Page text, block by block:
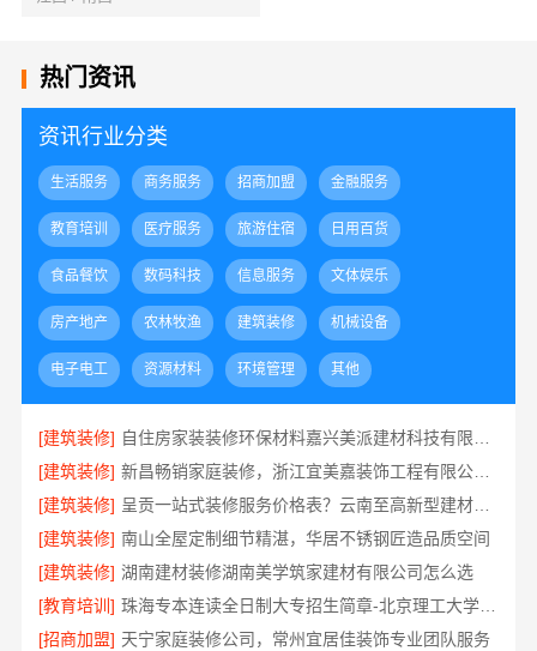
热门资讯
资讯行业分类
生活服务 商务服务 招商加盟 金融服务
教育培训 医疗服务 旅游住宿 日用百货
食品餐饮 数码科技 信息服务 文体娱乐
房产地产 农林牧渔 建筑装修 机械设备
电子电工 资源材料 环境管理 其他
[建筑装修]
[建筑装修]
新昌畅销家庭装修，浙江宜美嘉装饰工程有限公司品质保证
[建筑装修]
呈贡一站式装修服务价格表？云南至高新型建材有限公司
[建筑装修] 南山全屋定制细节精湛，华居不锈钢匠造品质空间
[建筑装修] 湖南建材装修湖南美学筑家建材有限公司怎么选
[教育培训]
珠海专本连读全日制大专招生简章-北京理工大学珠海学院继续教育学院
[招商加盟] 天宁家庭装修公司，常州宜居佳装饰专业团队服务